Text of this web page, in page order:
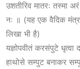
उशतीरिव मातरः तस्मा
नः ॥ (यह एक वैदिक
लिखा भी है)
यज्ञोपवीतं करसंपुटे धृत्वा
हाथोसे सम्पुट बनाकर